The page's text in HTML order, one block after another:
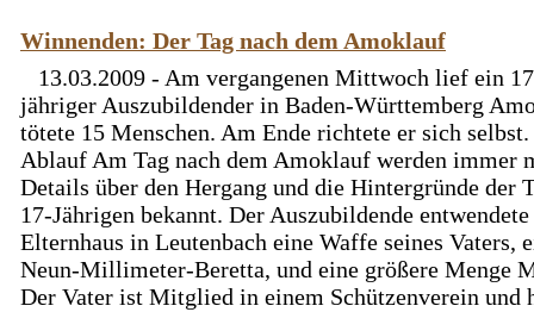
Winnenden: Der Tag nach dem Amoklauf
13.03.2009 - Am vergangenen Mittwoch lief ein
jähriger Auszubildender in Baden-Württemberg
tötete 15 Menschen. Am Ende richtete er sich
Ablauf Am Tag nach dem Amoklauf werden immer
Details über den Hergang und die Hintergründe der
17-Jährigen bekannt. Der Auszubildende
Elternhaus in Leutenbach eine Waffe seines Vaters,
Neun-Millimeter-Beretta, und eine größere Menge
Der Vater ist Mitglied in einem Schützenverein und